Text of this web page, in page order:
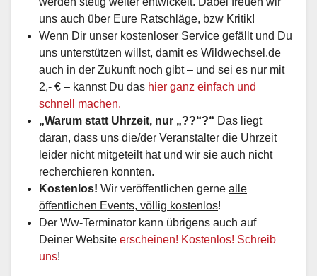
uns auch über Eure Ratschläge, bzw Kritik!
Wenn Dir unser kostenloser Service gefällt und Du
uns unterstützen willst, damit es Wildwechsel.de
auch in der Zukunft noch gibt – und sei es nur mit
2,- € – kannst Du das hier ganz einfach und
schnell machen.
„Warum statt Uhrzeit, nur „??“?“ Das liegt
daran, dass uns die/der Veranstalter die Uhrzeit
leider nicht mitgeteilt hat und wir sie auch nicht
recherchieren konnten.
Kostenlos! Wir veröffentlichen gerne alle
öffentlichen Events, völlig kostenlos!
Der Ww-Terminator kann übrigens auch auf
Deiner Website erscheinen! Kostenlos! Schreib
uns!